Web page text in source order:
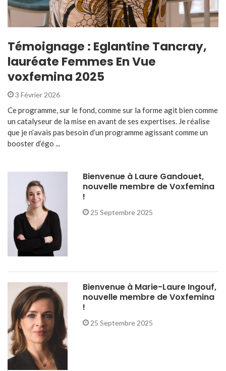
Témoignage : Eglantine Tancray,
lauréate Femmes En Vue
voxfemina 2025
3 Février 2026
Ce programme, sur le fond, comme sur la forme agit bien comme
un catalyseur de la mise en avant de ses expertises. Je réalise
que je n’avais pas besoin d’un programme agissant comme un
booster d’égo ...
Bienvenue à Laure Gandouet,
nouvelle membre de Voxfemina
!
25 Septembre 2025
Bienvenue à Marie-Laure Ingouf,
nouvelle membre de Voxfemina
!
25 Septembre 2025